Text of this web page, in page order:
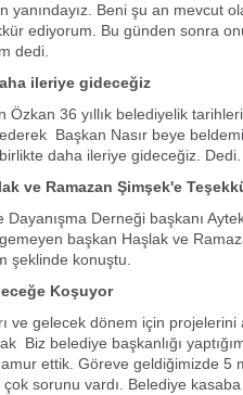
yanındayız. Beni şu an mevcut
ediyorum. Bu günden sonra
dedi.
ileriye gideceğiz
36 yıllık belediyelik
 Başkan Nasır beye
daha ileriye gideceğiz. Dedi.
ve Ramazan Şimşek'e
Derneği başkanı
başkan Haşlak ve
şeklinde konuştu.
Koşuyor
ve gelecek dönem için
 Biz belediye başkanlığı
ettik. Göreve geldiğimizde 5
sorunu vardı. Belediye